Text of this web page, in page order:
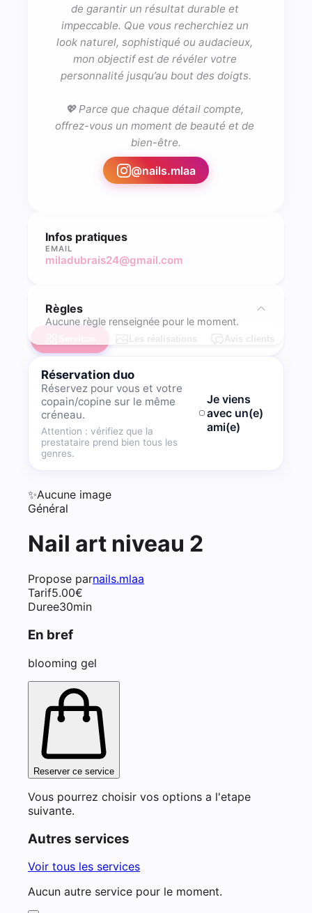
de garantir un résultat durable et
impeccable. Que vous recherchiez un
look naturel, sophistiqué ou audacieux,
mon objectif est de révéler votre
personnalité jusqu’au bout des doigts.
💖 Parce que chaque détail compte,
offrez-vous un moment de beauté et de
bien-être.
@nails.mlaa
Infos pratiques
EMAIL
miladubrais24@gmail.com
Règles
Aucune règle renseignée pour le moment.
Les réalisations Avis clients
Réservation duo
Réservez pour vous et votre
copain/copine sur le même
créneau.
Attention : vérifiez que la
prestataire prend bien tous les
genres.
Je viens
avec un(e)
ami(e)
✨Aucune image
Général
Nail art niveau 2
Propose parnails.mlaa
Tarif5.00€
Duree30min
En bref
blooming gel
Reserver ce service
Vous pourrez choisir vos options a l'etape
suivante.
Autres services
Voir tous les services
Aucun autre service pour le moment.